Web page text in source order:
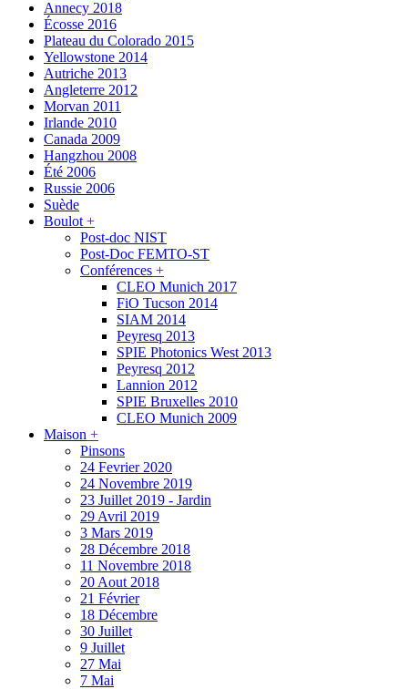
Annecy 2018
Écosse 2016
Plateau du Colorado 2015
Yellowstone 2014
Autriche 2013
Angleterre 2012
Morvan 2011
Irlande 2010
Canada 2009
Hangzhou 2008
Été 2006
Russie 2006
Suède
Boulot +
Post-doc NIST
Post-Doc FEMTO-ST
Conférences +
CLEO Munich 2017
FiO Tucson 2014
SIAM 2014
Peyresq 2013
SPIE Photonics West 2013
Peyresq 2012
Lannion 2012
SPIE Bruxelles 2010
CLEO Munich 2009
Maison +
Pinsons
24 Fevrier 2020
24 Novembre 2019
23 Juillet 2019 - Jardin
29 Avril 2019
3 Mars 2019
28 Décembre 2018
11 Novembre 2018
20 Aout 2018
21 Février
18 Décembre
30 Juillet
9 Juillet
27 Mai
7 Mai